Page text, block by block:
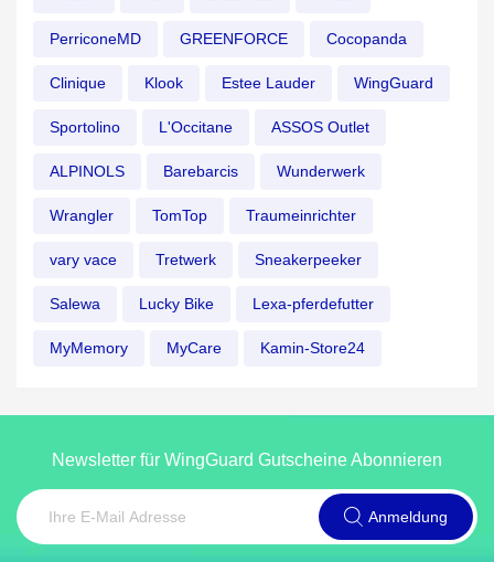
PerriconeMD GREENFORCE Cocopanda
Clinique Klook Estee Lauder WingGuard
Sportolino L'Occitane ASSOS Outlet
ALPINOLS Barebarcis Wunderwerk
Wrangler TomTop Traumeinrichter
vary vace Tretwerk Sneakerpeeker
Salewa Lucky Bike Lexa-pferdefutter
MyMemory MyCare Kamin-Store24
Newsletter für WingGuard Gutscheine Abonnieren
Anmeldung